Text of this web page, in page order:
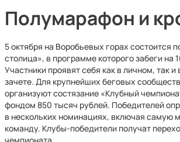
Полумарафон и
5 октября на Воробьевых горах состоится
столица», в программе которого забеги на
Участники проявят себя как в личном, так
зачете. Для крупнейших беговых
организуют состязание «Клубный
фондом 850 тысяч рублей. Победителей
в нескольких номинациях, включая самую
команду. Клубы-победители получат